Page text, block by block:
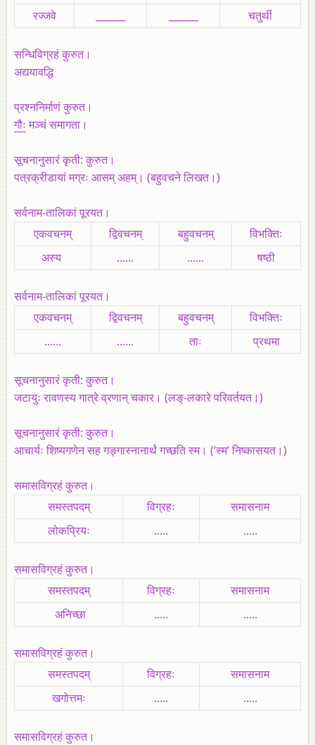
रज्जवे
चतुर्थी
सन्धिविग्रहं कुरुत।
अद्ययावद्धि
प्रश्ननिर्माणं कुरुत।
गौःमञ्चं समागता।
सूचनानुसारं कृती: कुरुत।
पत्रक्रीडायां मग्रः आसम् अहम्। (बहुवचने लिखत।)
सर्वनाम-तालिकां पूरयत।
एकवचनम्
द्विवचनम् बहुवचनम्
विभक्तिः
अस्य
...... ...... षष्ठी
सर्वनाम-तालिकां पूरयत।
एकवचनम्
द्विवचनम् बहुवचनम्
विभक्तिः
......
...... ताः प्रथमा
सूचनानुसारं कृती: कुरुत।
जटायुः रावणस्य गात्रे व्रणान् चकार। (लङ्-लकारे परिवर्तयत।)
सूचनानुसारं कृती: कुरुत।
आचार्यः शिष्यगणेन सह गङ्गास्नानार्थं गच्छति स्म। (‘स्म’ निष्कासयत।)
समासविग्रहं कुरुत।
समस्तपदम्
विग्रहः
समासनाम
लोकप्रियः
..... .....
समासविग्रहं कुरुत।
समस्तपदम्
विग्रहः
समासनाम
अनिच्छा
..... .....
समासविग्रहं कुरुत।
समस्तपदम्
विग्रहः
समासनाम
खगोत्तमः
..... .....
समासविग्रहं कुरुत।